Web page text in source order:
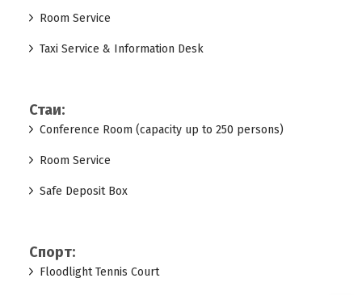
Room Service
Taxi Service & Information Desk
Стаи:
Conference Room (capacity up to 250 persons)
Room Service
Safe Deposit Box
Спорт:
Floodlight Tennis Court